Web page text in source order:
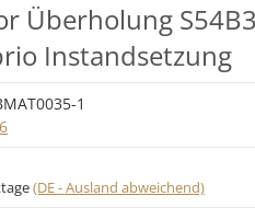
Überholung
Instandsetzung
1
(DE - Ausland abweichend)